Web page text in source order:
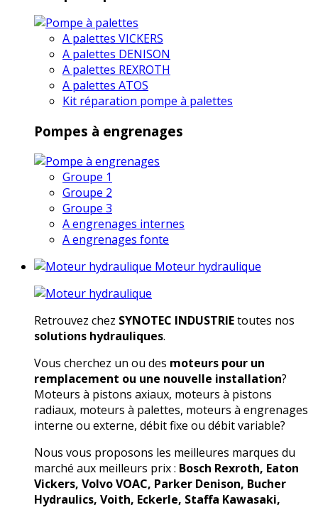
A palettes VICKERS
A palettes DENISON
A palettes REXROTH
A palettes ATOS
Kit réparation pompe à palettes
Pompes à engrenages
Groupe 1
Groupe 2
Groupe 3
A engrenages internes
A engrenages fonte
Moteur hydraulique
Retrouvez chez SYNOTEC INDUSTRIEtoutes nos
solutions hydrauliques.
Vous cherchez un ou des moteurs pour un
remplacement ou une nouvelle installation?
Moteurs à pistons axiaux, moteurs à pistons
radiaux, moteurs à palettes, moteurs à engrenages
interne ou externe, débit fixe ou débit variable?
Nous vous proposons les meilleures marques du
marché aux meilleurs prix : Bosch Rexroth, Eaton
Vickers, Volvo VOAC, Parker Denison, Bucher
Hydraulics, Voith, Eckerle, Staffa Kawasaki,